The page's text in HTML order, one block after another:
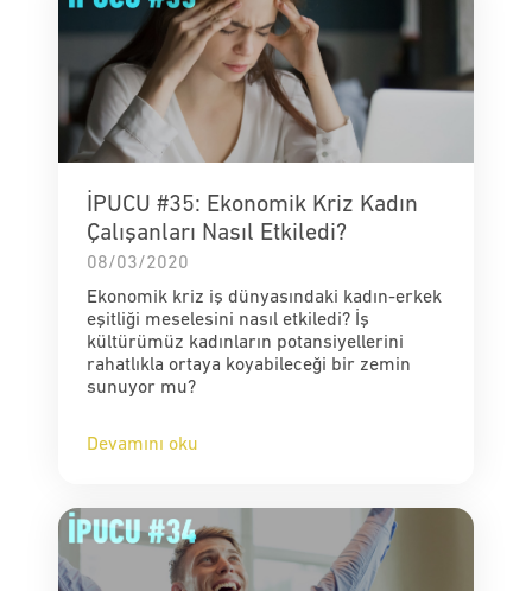
İPUCU #35: Ekonomik Kriz Kadın
Çalışanları Nasıl Etkiledi?
08/03/2020
Ekonomik kriz iş dünyasındaki kadın-erkek
eşitliği meselesini nasıl etkiledi? İş
kültürümüz kadınların potansiyellerini
rahatlıkla ortaya koyabileceği bir zemin
sunuyor mu?
Devamını oku